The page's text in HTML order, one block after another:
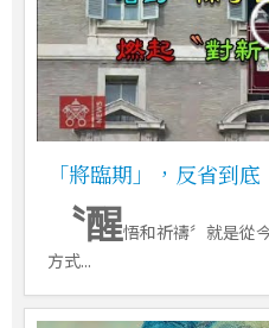
「將臨期」，反省到
〝醒悟和祈禱〞就是從
方式...